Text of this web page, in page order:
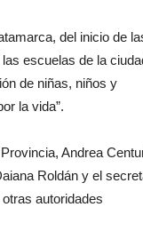
del inicio de
escuelas de la
de niñas, niños y
la vida”.
Andrea
Roldán y el
autoridades